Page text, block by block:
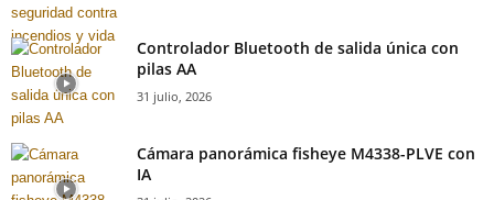
Controlador Bluetooth de salida única con
pilas AA
31 julio, 2026
Cámara panorámica fisheye M4338-PLVE con
IA